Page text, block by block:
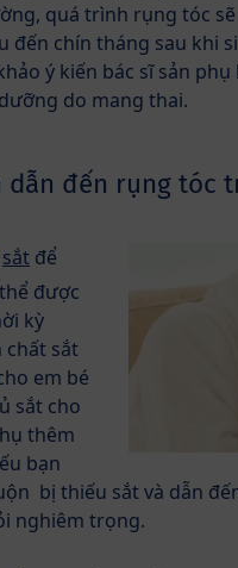
quá trình rụng tóc
đến chín tháng sau khi
ý kiến bác sĩ sản
do mang thai.
đến rụng tóc
sắt để
được
kỳ
chất sắt
em bé
sắt cho
thêm
bạn
bị thiếu sắt và dẫn
nghiêm trọng.